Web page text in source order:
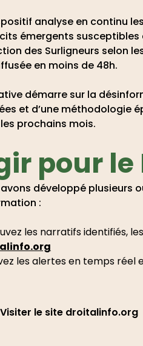
analyse en continu
émergents
des Surligneurs selon
en moins de 48h.
démarre sur la
et d’une méthodologie
prochains mois.
pour le
développé plusieurs
:
les narratifs identifiés,
les alertes en temps réel
Visiter le site droitalinfo.org